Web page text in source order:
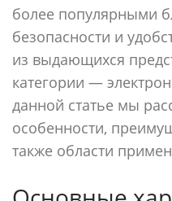
более популярными
безопасности и
из выдающихся
категории —
данной статье мы
особенности,
также области